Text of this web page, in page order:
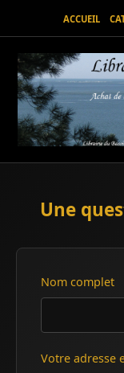
ACCUEIL
Une
Nom complet
Votre adresse